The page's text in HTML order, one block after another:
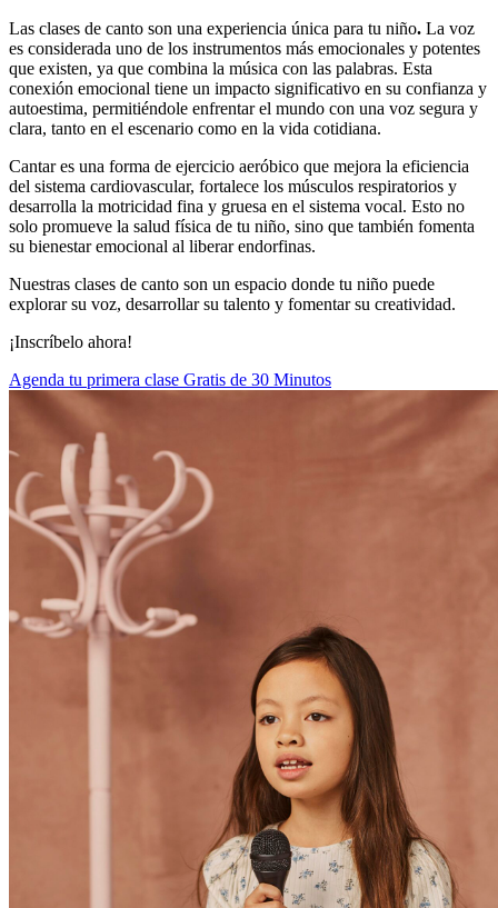
Las clases de canto son una experiencia única para tu niño. La voz
es considerada uno de los instrumentos más emocionales y potentes
que existen, ya que combina la música con las palabras. Esta
conexión emocional tiene un impacto significativo en su confianza y
autoestima, permitiéndole enfrentar el mundo con una voz segura y
clara, tanto en el escenario como en la vida cotidiana.
Cantar es una forma de ejercicio aeróbico que mejora la eficiencia
del sistema cardiovascular, fortalece los músculos respiratorios y
desarrolla la motricidad fina y gruesa en el sistema vocal. Esto no
solo promueve la salud física de tu niño, sino que también fomenta
su bienestar emocional al liberar endorfinas.
Nuestras clases de canto son un espacio donde tu niño puede
explorar su voz, desarrollar su talento y fomentar su creatividad.
¡Inscríbelo ahora!
Agenda tu primera clase Gratis de 30 Minutos